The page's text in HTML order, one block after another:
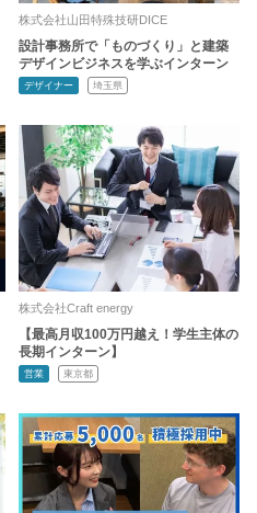
株式会社山田特殊技研DICE
設計事務所で「ものづくり」と建築
デザインビジネスを学ぶインターン
デザイナー 埼玉県
株式会社Craft energy
【最高月収100万円越え！学生主体の
長期インターン】
営業 東京都